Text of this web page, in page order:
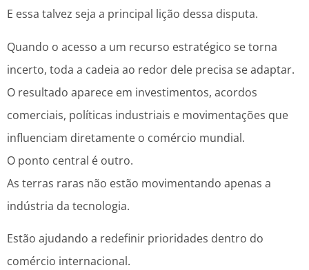
E essa talvez seja a principal lição dessa disputa.
Quando o acesso a um recurso estratégico se torna
incerto, toda a cadeia ao redor dele precisa se adaptar.
O resultado aparece em investimentos, acordos
comerciais, políticas industriais e movimentações que
influenciam diretamente o comércio mundial.
O ponto central é outro.
As terras raras não estão movimentando apenas a
indústria da tecnologia.
Estão ajudando a redefinir prioridades dentro do
comércio internacional.